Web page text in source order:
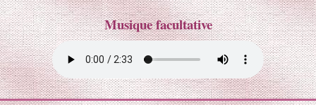
Musique facultative